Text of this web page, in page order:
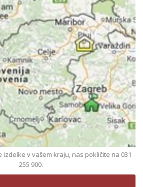
izdelke v vašem kraju, nas pokličite na 031
255 900.